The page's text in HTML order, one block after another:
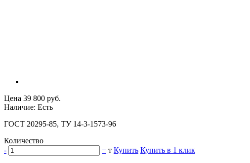
Цена 39 800 руб.
Наличие: Есть
ГОСТ 20295-85, ТУ 14-3-1573-96
Количество
-
+ т Купить Купить в 1 клик